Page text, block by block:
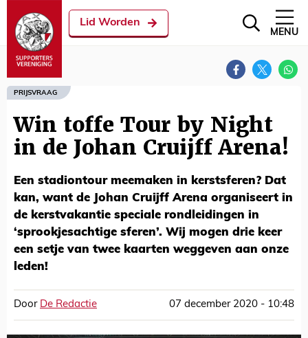
Lid Worden
MENU
PRIJSVRAAG
Win toffe Tour by Night
in de Johan Cruijff Arena!
Een stadiontour meemaken in kerstsferen? Dat
kan, want de Johan Cruijff Arena organiseert in
de kerstvakantie speciale rondleidingen in
‘sprookjesachtige sferen’. Wij mogen drie keer
een setje van twee kaarten weggeven aan onze
leden!
Door De Redactie 07 december 2020 - 10:48